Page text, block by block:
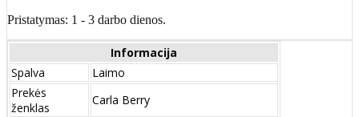
Pristatymas: 1 - 3 darbo dienos.
Informacija
Spalva
Laimo
Prekės
ženklas
Carla Berry